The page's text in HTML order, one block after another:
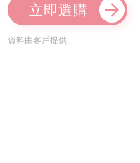
立即選購
資料由客戶提供